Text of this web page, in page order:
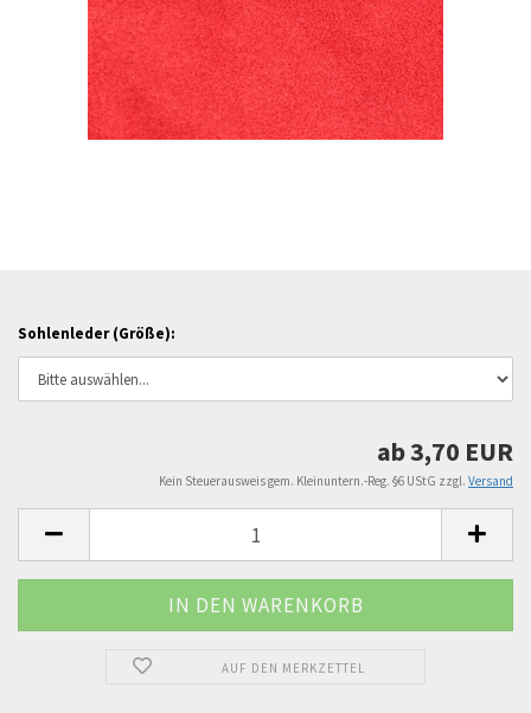
Sohlenleder (Größe):
ab 3,70 EUR
Kein Steuerausweis gem. Kleinuntern.-Reg. §6 UStG zzgl. Versand
AUF DEN MERKZETTEL